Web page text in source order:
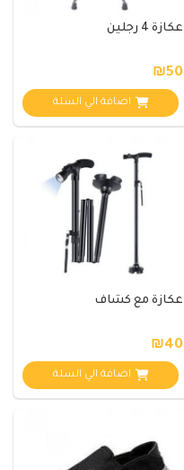
عكازة 4 رجلين
₪50
اضافة الي السلة
عكازة مع كشاف
₪40
اضافة الي السلة